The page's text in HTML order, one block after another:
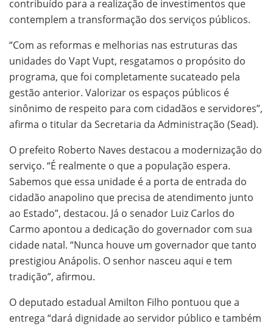
contribuído para a realização de investimentos que
contemplem a transformação dos serviços públicos.
“Com as reformas e melhorias nas estruturas das
unidades do Vapt Vupt, resgatamos o propósito do
programa, que foi completamente sucateado pela
gestão anterior. Valorizar os espaços públicos é
sinônimo de respeito para com cidadãos e servidores”,
afirma o titular da Secretaria da Administração (Sead).
O prefeito Roberto Naves destacou a modernização do
serviço. “É realmente o que a população espera.
Sabemos que essa unidade é a porta de entrada do
cidadão anapolino que precisa de atendimento junto
ao Estado”, destacou. Já o senador Luiz Carlos do
Carmo apontou a dedicação do governador com sua
cidade natal. “Nunca houve um governador que tanto
prestigiou Anápolis. O senhor nasceu aqui e tem
tradição”, afirmou.
O deputado estadual Amilton Filho pontuou que a
entrega “dará dignidade ao servidor público e também